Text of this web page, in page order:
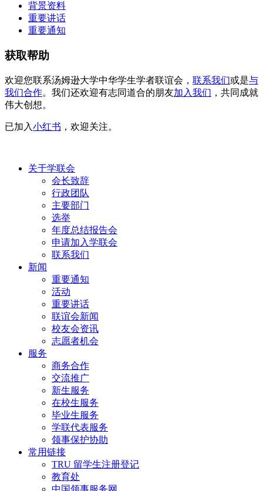
背景资料
重要讲话
重要通知
获取帮助
欢迎您联系汤姆逊大学中华学生学者联谊会， 联系我们或是与
我们合作。我们还欢迎有志同道合的朋友加入我们 ，共同成就
伟大创想。
已加入小红书 ，欢迎关注。
关于学联会
会长致辞
行政团队
主要部门
选举
年度总结报告会
申请加入学联会
联系我们
新闻
重要通知
活动
重要讲话
联谊会新闻
校友会资讯
志愿者机会
服务
商务合作
交流推广
新生服务
在校生服务
毕业生服务
学联代表服务
领事保护协助
常用链接
TRU 留学生注册登记
教育处
中国领事服务网